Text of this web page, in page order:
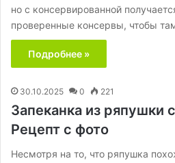
но с консервированной
проверенные консервы, чтобы
Подробнее »
30.10.2025 0 221
Запеканка из ряпушки
Рецепт с фото
Несмотря на то, что ряпушка